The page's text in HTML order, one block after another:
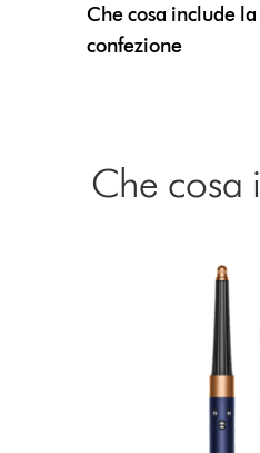
Che cosa include la
confezione
Che cosa